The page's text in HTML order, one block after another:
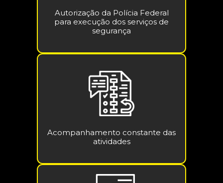
Autorização da Polícia Federal
para execução dos serviços de
segurança
Acompanhamento constante das
atividades